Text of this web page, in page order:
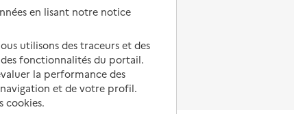
Droits en EHPAD
Fin de vie en EHPAD
en lisant notre notice
utilisons des traceurs et des
fonctionnalités du portail.
la performance des
et de votre profil.
cookies.